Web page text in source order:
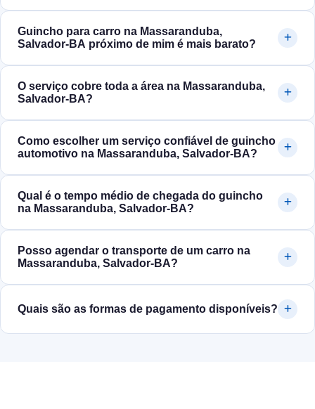
Guincho para carro na Massaranduba,
Salvador‑BA próximo de mim é mais barato?
O serviço cobre toda a área na Massaranduba,
Salvador‑BA?
Como escolher um serviço confiável de guincho
automotivo na Massaranduba, Salvador‑BA?
Qual é o tempo médio de chegada do guincho
na Massaranduba, Salvador‑BA?
Posso agendar o transporte de um carro na
Massaranduba, Salvador‑BA?
Quais são as formas de pagamento disponíveis?